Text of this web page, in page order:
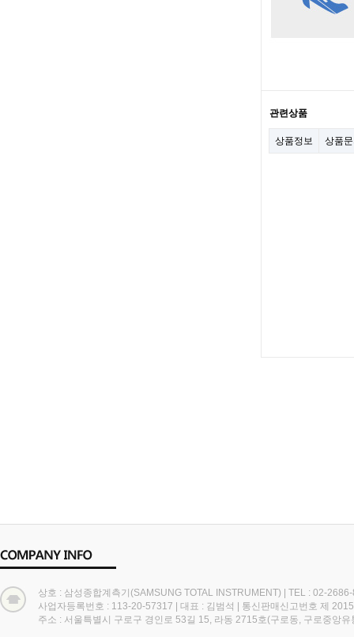
관련상품
상품정보 상품
상호 : 삼성종합계측기(SAMSUNG TOTAL INSTRUMENT) | TEL : 02-
사업자등록번호 : 113-20-57317 | 대표 : 김범석 | 통신판매신고번호 제
주소 : 서울특별시 구로구 경인로 53길 15, 라동 2715호(구로동, 구로중앙유